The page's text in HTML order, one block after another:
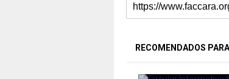
RECOMENDADOS